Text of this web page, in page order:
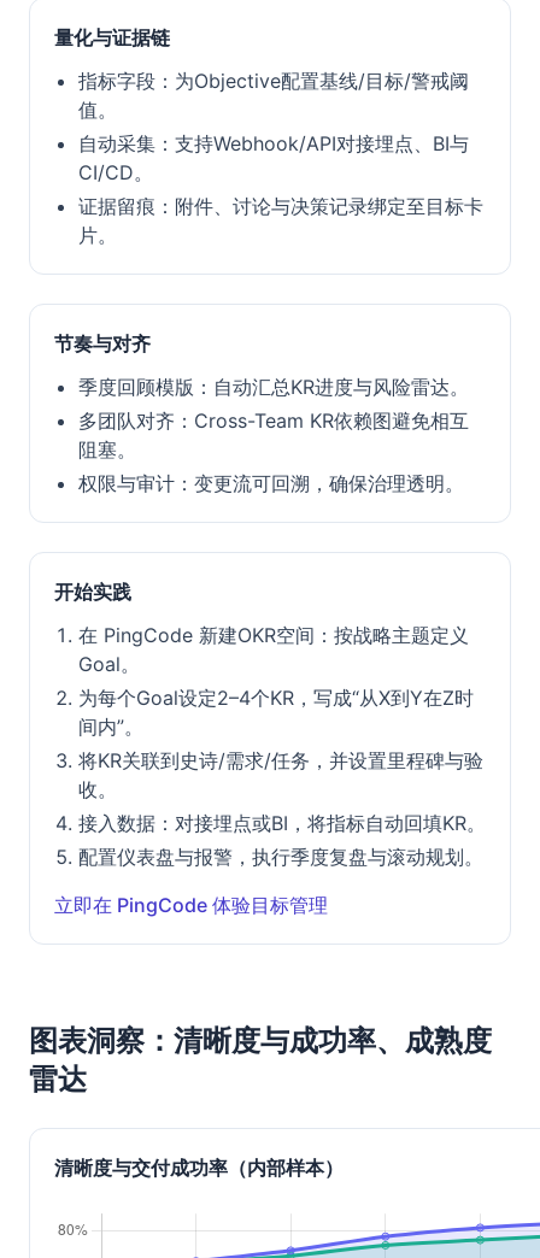
量化与证据链
指标字段：为Objective配置基线/目标/警戒阈
值。
自动采集：支持Webhook/API对接埋点、BI与
CI/CD。
证据留痕：附件、讨论与决策记录绑定至目标卡
片。
节奏与对齐
季度回顾模版：自动汇总KR进度与风险雷达。
多团队对齐：Cross-Team KR依赖图避免相互
阻塞。
权限与审计：变更流可回溯，确保治理透明。
开始实践
在 PingCode 新建OKR空间：按战略主题定义
Goal。
为每个Goal设定2–4个KR，写成“从X到Y在Z时
间内”。
将KR关联到史诗/需求/任务，并设置里程碑与验
收。
接入数据：对接埋点或BI，将指标自动回填KR。
配置仪表盘与报警，执行季度复盘与滚动规划。
立即在 PingCode 体验目标管理
图表洞察：清晰度与成功率、成熟度
雷达
清晰度与交付成功率（内部样本）